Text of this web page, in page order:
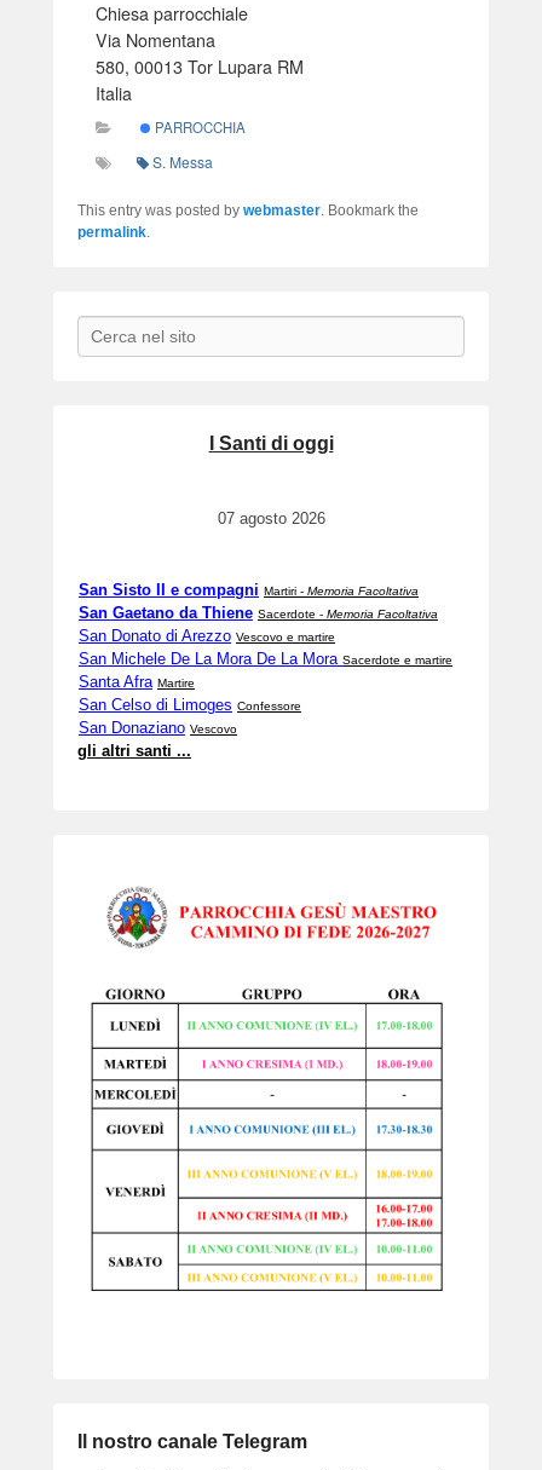
Chiesa parrocchiale
Via Nomentana
580, 00013 Tor Lupara RM
Italia
PARROCCHIA
S. Messa
This entry was posted by webmaster. Bookmark the
permalink.
Search
I Santi di oggi
07 agosto 2026
San Sisto II e compagni Martiri - Memoria Facoltativa
San Gaetano da Thiene Sacerdote - Memoria Facoltativa
San Donato di Arezzo Vescovo e martire
San Michele De La Mora De La Mora Sacerdote e martire
Santa Afra Martire
San Celso di Limoges Confessore
San Donaziano Vescovo
gli altri santi ...
Il nostro canale Telegram